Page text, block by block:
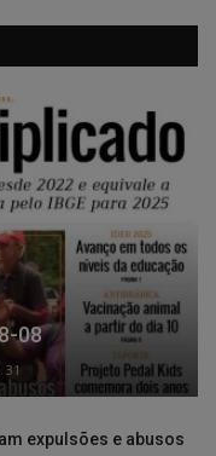
08
31
expulsões e abusos